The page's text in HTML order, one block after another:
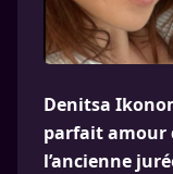
Denitsa
parfait amour
l’ancienne